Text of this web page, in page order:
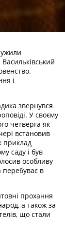
і
звернувся
У своєму
четверга як
встановив
приклад
саду і був
особливу
перебуває в
прохання
а також за
що стали